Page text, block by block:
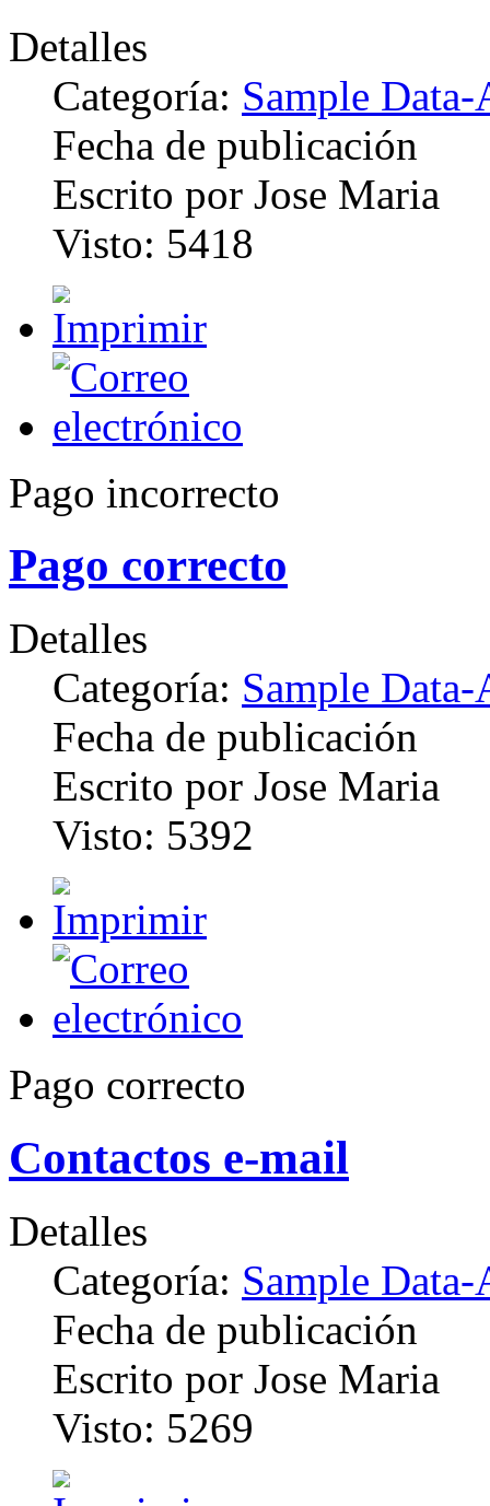
Detalles
Categoría: Sample
Fecha de publicación
Escrito por Jose Maria
Visto: 5418
Pago incorrecto
Pago correcto
Detalles
Categoría: Sample
Fecha de publicación
Escrito por Jose Maria
Visto: 5392
Pago correcto
Contactos e-mail
Detalles
Categoría: Sample
Fecha de publicación
Escrito por Jose Maria
Visto: 5269